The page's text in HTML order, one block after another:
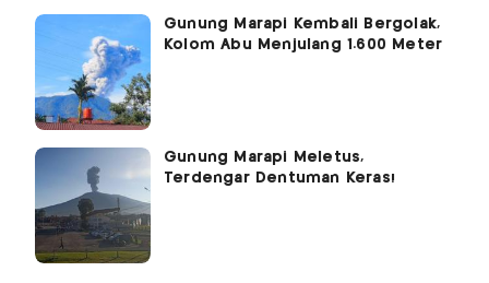
Gunung Marapi Kembali Bergolak,
Kolom Abu Menjulang 1.600 Meter
Gunung Marapi Meletus,
Terdengar Dentuman Keras!